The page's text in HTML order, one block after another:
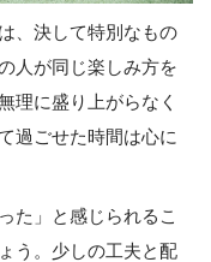
、決して特別なもの
人が同じ楽しみ方を
理に盛り上がらなく
過ごせた時間は心に
た」と感じられるこ
う。少しの工夫と配